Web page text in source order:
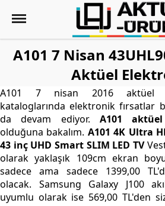
A101 7 Nisan
Aktüel
A101 7 nisan 2016 aktüel
kataloglarında elektronik fırsatlar
da devam ediyor.A101 aktüel
olduğuna bakalım. A101 4K Ultra
43 inç UHD Smart SLIM LED TV
olarak yaklaşık 109cm ekran
sadece ama sadece 1399,00
olacak. Samsung Galaxy J100
uyumlu olarak ise 569,00 TL'den